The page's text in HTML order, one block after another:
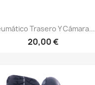
Trasero Y Cámara...
20,00 €